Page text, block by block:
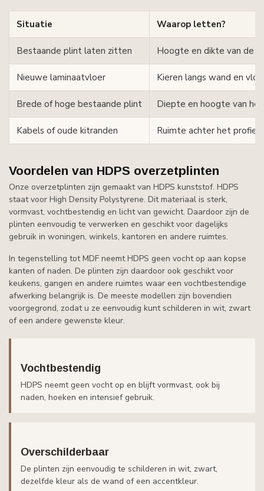
Situatie Waarop letten?
Bestaande plint laten zitten Hoogte en dikte van de
Nieuwe laminaatvloer Kieren langs wand en
Brede of hoge bestaande plint Diepte en hoogte van
Kabels of oude kitranden Ruimte achter het profiel
Voordelen van HDPS overzetplinten
Onze overzetplinten zijn gemaakt van HDPS kunststof. HDPS
staat voor High Density Polystyrene. Dit materiaal is sterk,
vormvast, vochtbestendig en licht van gewicht. Daardoor zijn de
plinten eenvoudig te verwerken en geschikt voor dagelijks
gebruik in woningen, winkels, kantoren en andere ruimtes.
In tegenstelling tot MDF neemt HDPS geen vocht op aan kopse
kanten of naden. De plinten zijn daardoor ook geschikt voor
keukens, gangen en andere ruimtes waar een vochtbestendige
afwerking belangrijk is. De meeste modellen zijn bovendien
voorgegrond, zodat u ze eenvoudig kunt schilderen in wit, zwart
of een andere gewenste kleur.
Vochtbestendig
HDPS neemt geen vocht op en blijft vormvast, ook bij
naden, hoeken en intensief gebruik.
Overschilderbaar
De plinten zijn eenvoudig te schilderen in wit, zwart,
dezelfde kleur als de wand of een accentkleur.